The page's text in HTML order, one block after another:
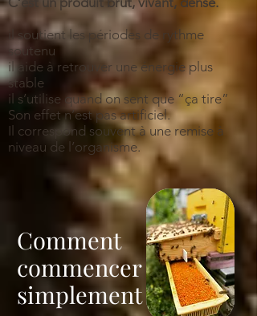
il soutient les périodes de rythme
soutenu
il aide à retrouver une énergie plus
stable
il s’utilise quand on sent que “ça tire”
Son effet n’est pas artificiel.
Il correspond souvent à une remise à
niveau de l’organisme.
Comment
commencer
simplement ?